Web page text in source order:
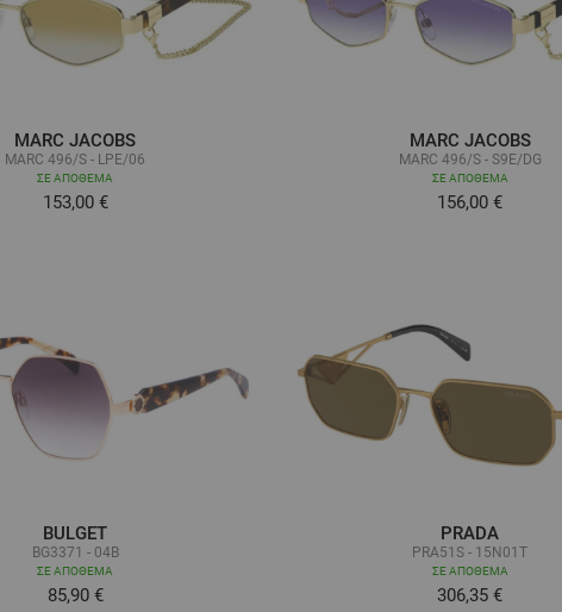
MARC JACOBS
MARC 496/S - LPE/06
ΣΕ ΑΠΌΘΕΜΑ
153,00 €
MARC JACOBS
MARC 496/S - S9E/DG
ΣΕ ΑΠΌΘΕΜΑ
156,00 €
BULGET
BG3371 - 04B
ΣΕ ΑΠΌΘΕΜΑ
85,90 €
PRADA
PRA51S - 15N01T
ΣΕ ΑΠΌΘΕΜΑ
306,35 €